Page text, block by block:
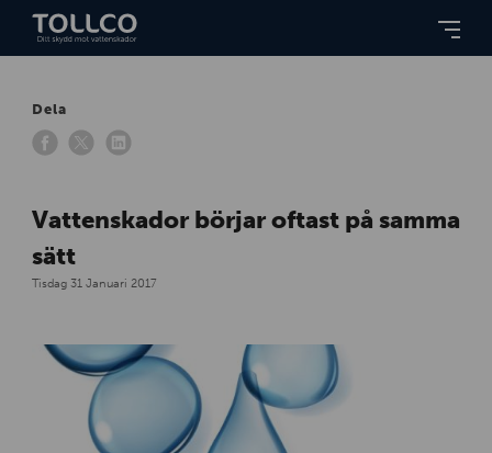
Dela
Vattenskador börjar oftast på samma
sätt
Tisdag 31 Januari 2017